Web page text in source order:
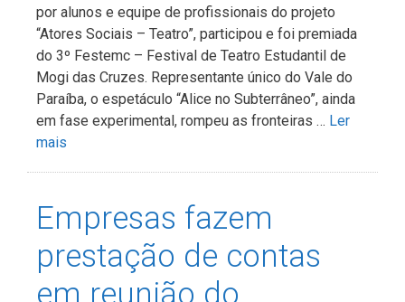
por alunos e equipe de profissionais do projeto
“Atores Sociais – Teatro”, participou e foi premiada
do 3º Festemc – Festival de Teatro Estudantil de
Mogi das Cruzes. Representante único do Vale do
Paraíba, o espetáculo “Alice no Subterrâneo”, ainda
em fase experimental, rompeu as fronteiras … Ler
mais
Empresas fazem
prestação de contas
em reunião do